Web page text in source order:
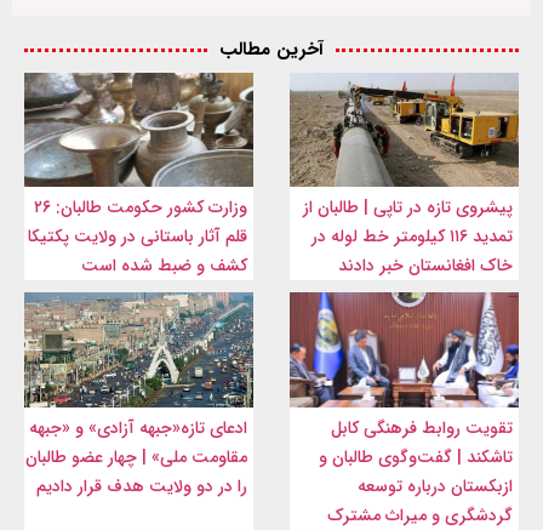
آخرین مطالب
پیشروی تازه در تاپی | طالبان از
تمدید ۱۱۶ کیلومتر خط لوله در
خاک افغانستان خبر دادند
وزارت کشور حکومت طالبان: ۲۶
قلم آثار باستانی در ولایت پکتیکا
کشف و ضبط شده است
تقویت روابط فرهنگی کابل
تاشکند | گفت‌وگوی طالبان و
ازبکستان درباره توسعه
گردشگری و میراث مشترک
ادعای تازه«جبهه آزادی» و «جبهه
مقاومت ملی» | چهار عضو طالبان
را در دو ولایت هدف قرار دادیم